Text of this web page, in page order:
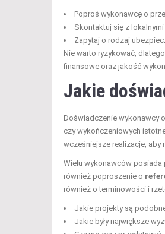
Poproś wykonawcę o
Skontaktuj się z
Zapytaj o rodzaj
Nie warto ryzykować,
finansowe oraz jakość
Jakie
Doświadczenie wykonawcy
czy wykończeniowych
wcześniejsze realizacje, aby
Wielu wykonawców posiada
również poproszenie o
również o terminowości i
Jakie projekty są
Jakie były największe